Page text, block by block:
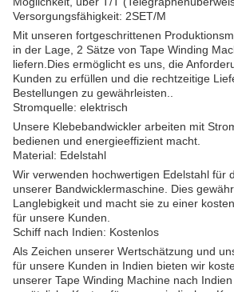
Versorgungsfähigkeit: 2SET/M
Mit unseren fortgeschrittenen
in der Lage, 2 Sätze von Tape Winding
liefern.Dies ermöglicht es uns, die
Kunden zu erfüllen und die rechtzeitige
Bestellungen zu gewährleisten..
Stromquelle: elektrisch
Unsere Klebebandwickler arbeiten mit
bedienen und energieeffizient macht.
Material: Edelstahl
Wir verwenden hochwertigen Edelstahl für
unserer Bandwicklermaschine. Dies
Langlebigkeit und macht sie zu einer
für unsere Kunden.
Schiff nach Indien: Kostenlos
Als Zeichen unserer Wertschätzung und
für unsere Kunden in Indien bieten wir
unserer Tape Winding Machine nach